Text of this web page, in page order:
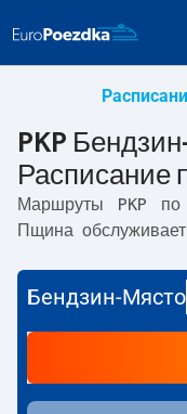
PKP
Расписание
Маршруты PKP
Пщина
Последний поезд
маршруту Бендзин-
другие поезда:-
и, как правило,
заканчивает
Бендзин-Място